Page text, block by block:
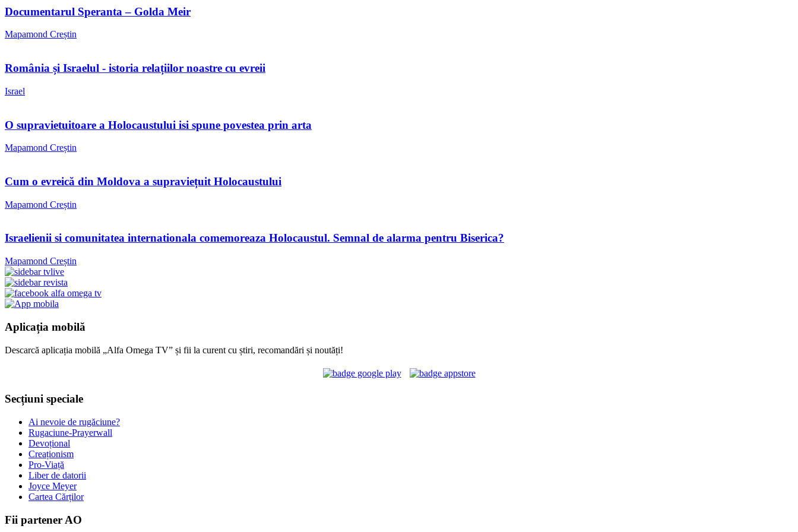
Documentarul Speranta – Golda Meir
Mapamond Creștin
România și Israelul - istoria relațiilor noastre cu evreii
Israel
O supravietuitoare a Holocaustului isi spune povestea prin arta
Mapamond Creștin
Cum o evreică din Moldova a supraviețuit Holocaustului
Mapamond Creștin
Israelienii si comunitatea internationala comemoreaza Holocaustul. Semnal de alarma pentru Biserica?
Mapamond Creștin
Aplicația mobilă
Descarcă aplicația mobilă „Alfa Omega TV” și fii la curent cu știri, recomandări și noutăți!
Secțiuni speciale
Ai nevoie de rugăciune?
Rugaciune-Prayerwall
Devoțional
Creaționism
Pro-Viață
Liber de datorii
Joyce Meyer
Cartea Cărților
Fii partener AO